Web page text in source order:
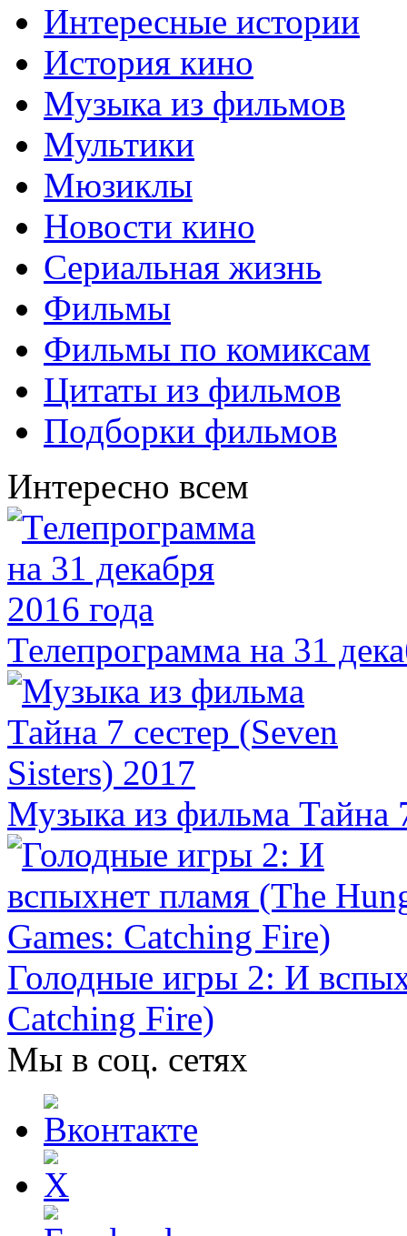
Интересные истории
История кино
Музыка из фильмов
Мультики
Мюзиклы
Новости кино
Сериальная жизнь
Фильмы
Фильмы по комиксам
Цитаты из фильмов
Подборки фильмов
Интересно всем
Телепрограмма на 31
Музыка из фильма Тайна
Голодные игры 2: И
Catching Fire)
Мы в соц. сетях